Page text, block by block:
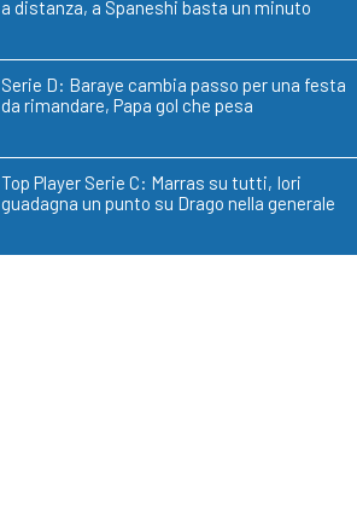
a distanza, a Spaneshi basta un minuto
Serie D: Baraye cambia passo per una festa
da rimandare, Papa gol che pesa
Top Player Serie C: Marras su tutti, Iori
guadagna un punto su Drago nella generale